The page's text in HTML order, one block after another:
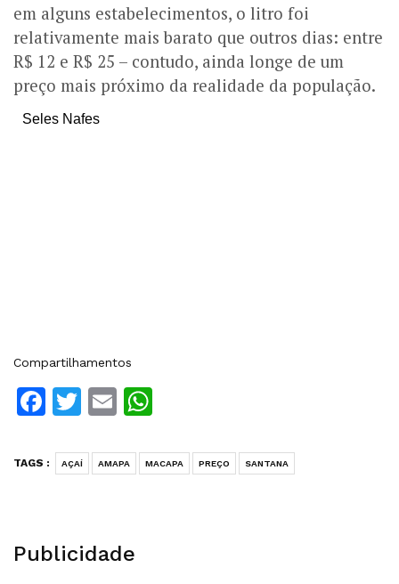
em alguns estabelecimentos, o litro foi
relativamente mais barato que outros dias: entre
R$ 12 e R$ 25 – contudo, ainda longe de um
preço mais próximo da realidade da população.
Seles Nafes
Compartilhamentos
Facebook
Twitter
Email
TAGS : AÇAÍ AMAPA MACAPA PREÇO SANTANA
Publicidade